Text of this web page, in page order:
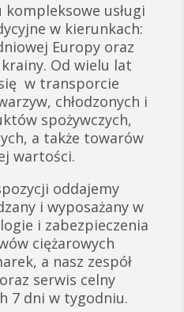
usługi
w kierunkach:
Europy oraz
Od wielu lat
w transporcie
chłodzonych i
spożywczych,
a także towarów
wartości.
oddajemy
i wyposażany w
i zabezpieczenia
ciężarowych
a nasz zespół
serwis celny
7 dni w tygodniu.